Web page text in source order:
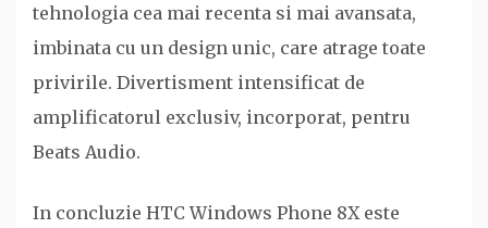
tehnologia cea mai recenta si mai avansata,
imbinata cu un design unic, care atrage toate
privirile. Divertisment intensificat de
amplificatorul exclusiv, incorporat, pentru
Beats Audio.
In concluzie HTC Windows Phone 8X este